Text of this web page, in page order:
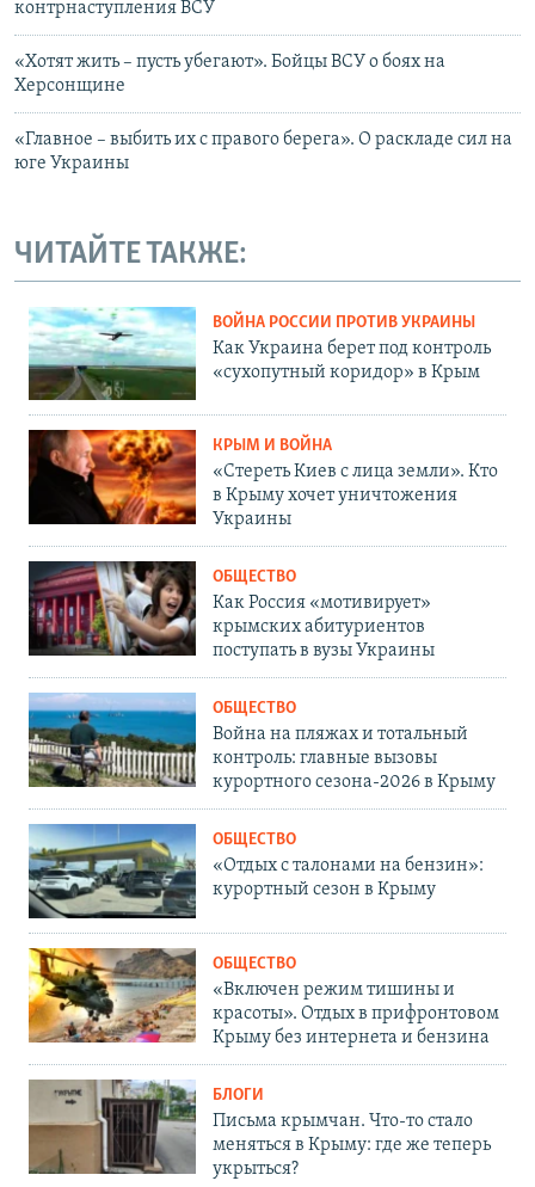
контрнаступления ВСУ
«Хотят жить – пусть убегают». Бойцы ВСУ о боях на
Херсонщине
«Главное – выбить их с правого берега». О раскладе сил на
юге Украины
ЧИТАЙТЕ ТАКЖЕ:
ВОЙНА РОССИИ ПРОТИВ УКРАИНЫ
Как Украина берет под контроль
«сухопутный коридор» в Крым
КРЫМ И ВОЙНА
«Стереть Киев с лица земли». Кто
в Крыму хочет уничтожения
Украины
ОБЩЕСТВО
Как Россия «мотивирует»
крымских абитуриентов
поступать в вузы Украины
ОБЩЕСТВО
Война на пляжах и тотальный
контроль: главные вызовы
курортного сезона-2026 в Крыму
ОБЩЕСТВО
«Отдых с талонами на бензин»:
курортный сезон в Крыму
ОБЩЕСТВО
«Включен режим тишины и
красоты». Отдых в прифронтовом
Крыму без интернета и бензина
БЛОГИ
Письма крымчан. Что-то стало
меняться в Крыму: где же теперь
укрыться?